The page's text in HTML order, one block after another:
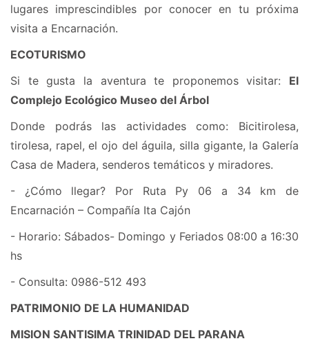
lugares imprescindibles por conocer en tu próxima
visita a Encarnación.
ECOTURISMO
Si te gusta la aventura te proponemos visitar: El
Complejo Ecológico Museo del Árbol
Donde podrás las actividades como: Bicitirolesa,
tirolesa, rapel, el ojo del águila, silla gigante, la Galería
Casa de Madera, senderos temáticos y miradores.
- ¿Cómo llegar? Por Ruta Py 06 a 34 km de
Encarnación – Compañía Ita Cajón
- Horario: Sábados- Domingo y Feriados 08:00 a 16:30
hs
- Consulta: 0986-512 493
PATRIMONIO DE LA HUMANIDAD
MISION SANTISIMA TRINIDAD DEL PARANA